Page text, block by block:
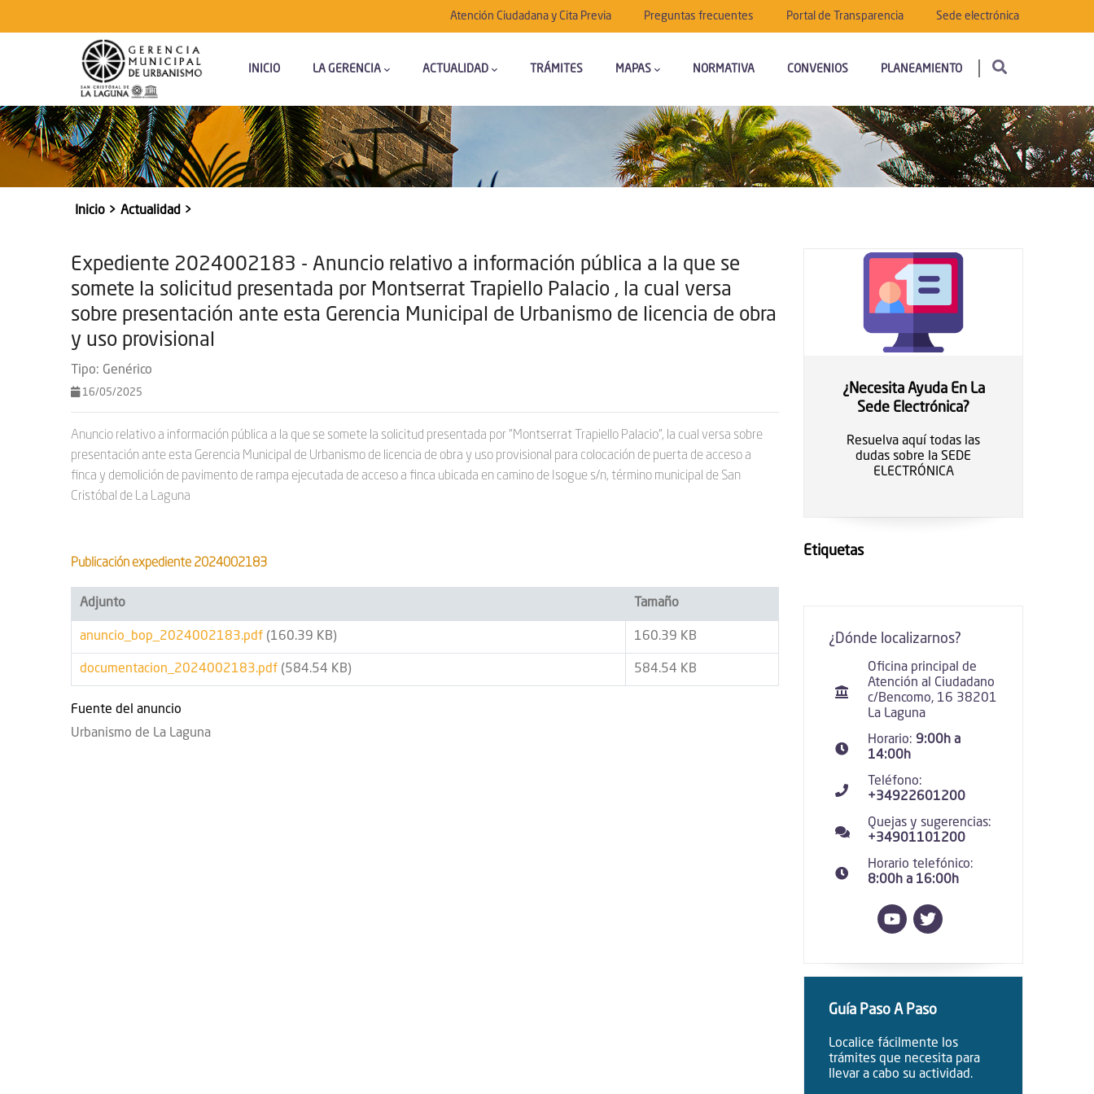
Submenú
Atención Ciudadana y Cita Previa Preguntas frecuentes Portal de Transparencia Sede electrónica
Principal
INICIO LA GERENCIA ACTUALIDAD TRÁMITES MAPAS NORMATIVA CONVENIOS PLANEAMIENTO
Sobrescribir
de
ayuda
a
la
navegación
Inicio Actualidad
Expediente 2024002183 - Anuncio relativo a información pública a la que se
somete la solicitud presentada por Montserrat Trapiello Palacio , la cual versa
sobre presentación ante esta Gerencia Municipal de Urbanismo de licencia de obra
y uso provisional
Tipo: Genérico
16/05/2025
Anuncio relativo a información pública a la que se somete la solicitud presentada por "Montserrat Trapiello Palacio", la cual versa sobre
presentación ante esta Gerencia Municipal de Urbanismo de licencia de obra y uso provisional para colocación de puerta de acceso a
finca y demolición de pavimento de rampa ejecutada de acceso a finca ubicada en camino de Isogue s/n, término municipal de San
Cristóbal de La Laguna
Publicación expediente 2024002183
Adjunto Tamaño
anuncio_bop_2024002183.pdf (160.39 KB) 160.39 KB
documentacion_2024002183.pdf (584.54 KB) 584.54 KB
Fuente del anuncio
Urbanismo de La Laguna
¿Necesita Ayuda En La
Sede Electrónica?
Resuelva aquí todas las
dudas sobre la SEDE
ELECTRÓNICA
Etiquetas
¿Dónde localizarnos?
Oficina principal de
Atención al Ciudadano
c/Bencomo, 16 38201
La Laguna
Horario: 9:00h a
14:00h
Teléfono:
+34922601200
Quejas y sugerencias:
+34901101200
Horario telefónico:
8:00h a 16:00h
Guía Paso A Paso
Localice fácilmente los
trámites que necesita para
llevar a cabo su actividad.